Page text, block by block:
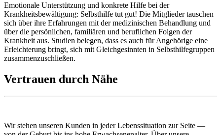
Emotionale Unterstützung und konkrete Hilfe bei der
Krankheitsbewältigung: Selbsthilfe tut gut! Die Mitglieder tauschen
sich über ihre Erfah­rungen mit der medizinischen Behandlung und
über die per­sönlichen, familiären und beruflichen Folgen der
Krankheit aus. Studien belegen, dass es auch für Angehörige eine
Erleichterung bringt, sich mit Gleichgesinnten in Selbsthilfegruppen
zusammenzuschließen.
Vertrauen durch Nähe
Wir stehen unseren Kunden in jeder Lebenssituation zur Seite —